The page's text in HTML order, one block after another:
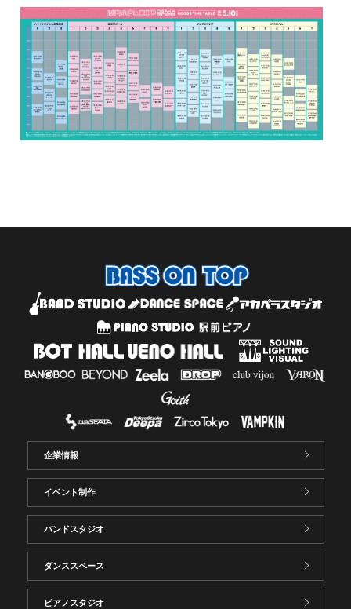
企業情報
イベント制作
バンドスタジオ
ダンススペース
ピアノスタジオ